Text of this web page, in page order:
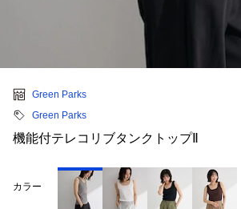
Green Parks
Green Parks
機能付テレコリブタンクトップⅡ
カラー